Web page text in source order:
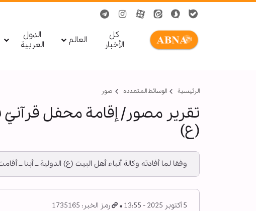
کل
الأخبار
العالم
الدول
العربیة
الرئيسية الوسائط المتعدده صور
تقرير مصور/ إقامة محفل قرآنيّ
(ع)
وفقا لما أفادته وكالة أنباء أهل البيت (ع) الدولية ــ أبنا
5 أكتوبر 2025 - 13:55 رمز الخبر: 1735165